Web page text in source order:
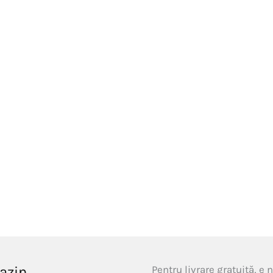
Pentru livrare gratuită, e